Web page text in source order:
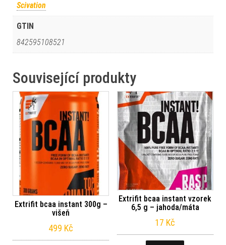
Scivation
GTIN
842595108521
Související produkty
Extrifit bcaa instant 300g –
višeň
499 Kč
Extrifit bcaa instant vzorek
6,5 g – jahoda/máta
17 Kč